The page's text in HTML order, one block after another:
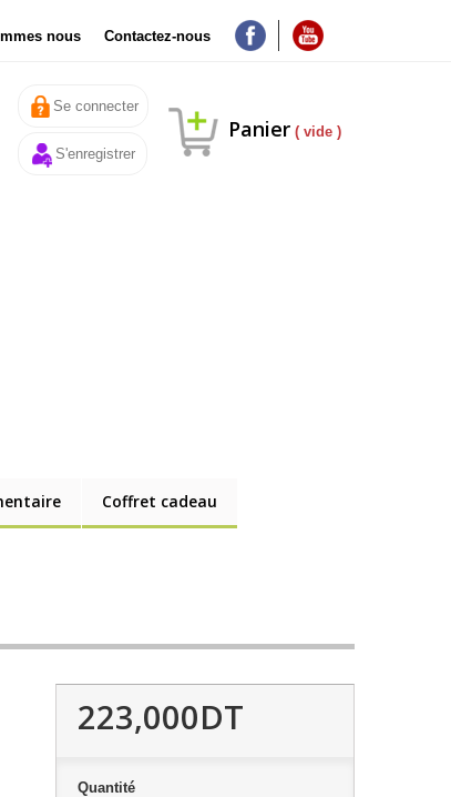
Contactez-nous
nous
Se connecter
S'enregistrer
Panier( vide )
Coffret cadeau
223,000DT
Quantité